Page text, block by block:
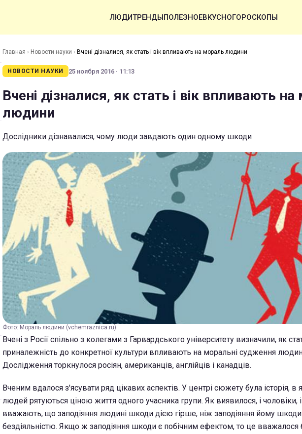
ЛЮДИТРЕНДЫПОЛЕЗНОЕВКУСНОГОРОСКОПЫ
Главная › Новости науки › Вчені дізналися, як стать і вік впливають на мораль людини
НОВОСТИ НАУКИ 25 ноября 2016 · 11:13
Вчені дізналися, як стать і вік впливають
людини
Дослідники дізнавалися, чому люди завдають один одному шкоди
Фото: Мораль людини (vchemraznica.ru)
Вчені з Росії спільно з колегами з Гарвардського університету визначили, як
приналежність до конкретної культури впливають на моральні судження
Дослідження торкнулося росіян, американців, англійців і канадців.
Вченим вдалося з'ясувати ряд цікавих аспектів. У центрі сюжету була історія, в
людей рятуються ціною життя одного учасника групи. Як виявилося, і чоловіки,
вважають, що заподіяння людині шкоди дією гірше, ніж заподіяння йому шкоди
бездіяльністю. Якщо ж заподіяння шкоди є побічним ефектом, то це вважалося